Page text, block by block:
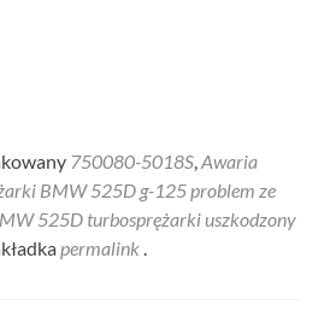
750080-5018S,Awaria
BMW 525D g-125 problem ze
525D turbosprężarki uszkodzony
permalink.